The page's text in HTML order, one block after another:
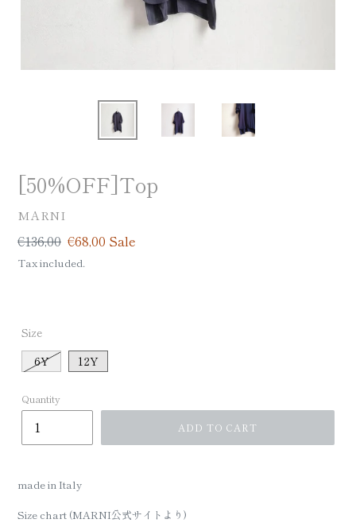
[50%OFF]Top
VENDOR
MARNI
Regular
price
€136,00 Sale
price
€68,00 Sale
Tax included.
Size
6Y
12Y
Quantity
ADD TO CART
made in Italy
Size chart (MARNI公式サイトより)